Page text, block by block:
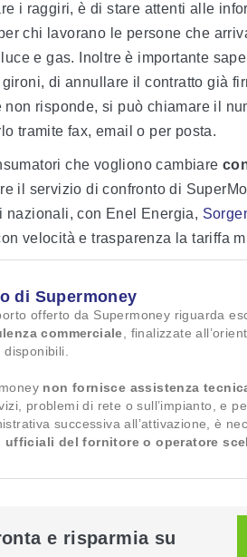
i raggiri, è di stare attenti alle
chi lavorano le persone che
e gas. Inoltre è importante
di annullare il contratto già
non risponde, si può chiamare il
tramite fax, email o per posta.
che vogliono cambiare
il servizio di confronto di
nazionali, con Enel Energia,
velocità e trasparenza la tariffa
di Supermoney
offerto da Supermoney riguarda
commerciale , finalizzate
non fornisce assistenza
problemi di rete o sull’impianto, e
successiva all’attivazione, è
ufficiali del fornitore o operatore
e risparmia su